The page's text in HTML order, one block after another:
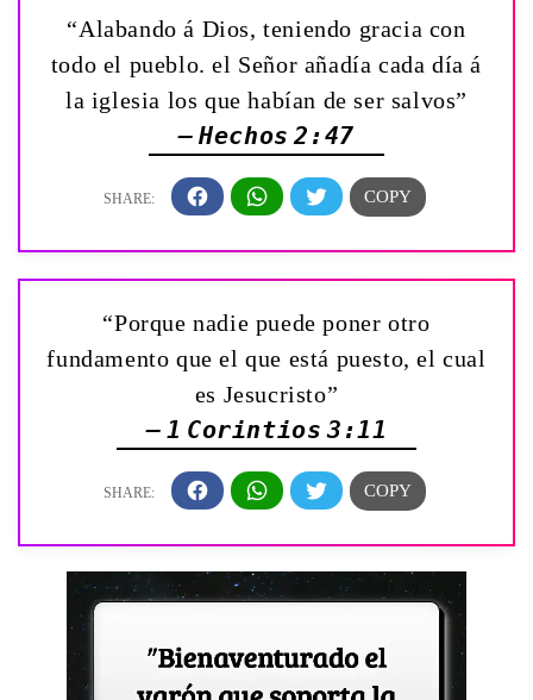
“Alabando á Dios, teniendo gracia con
todo el pueblo. el Señor añadía cada día á
la iglesia los que habían de ser salvos”
— Hechos 2:47
“Porque nadie puede poner otro
fundamento que el que está puesto, el cual
es Jesucristo”
— 1 Corintios 3:11